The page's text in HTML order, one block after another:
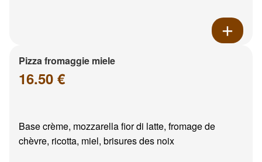
Pizza fromaggie miele
16.50 €
Base crème, mozzarella fior di latte, fromage de
chèvre, ricotta, miel, brisures des noix